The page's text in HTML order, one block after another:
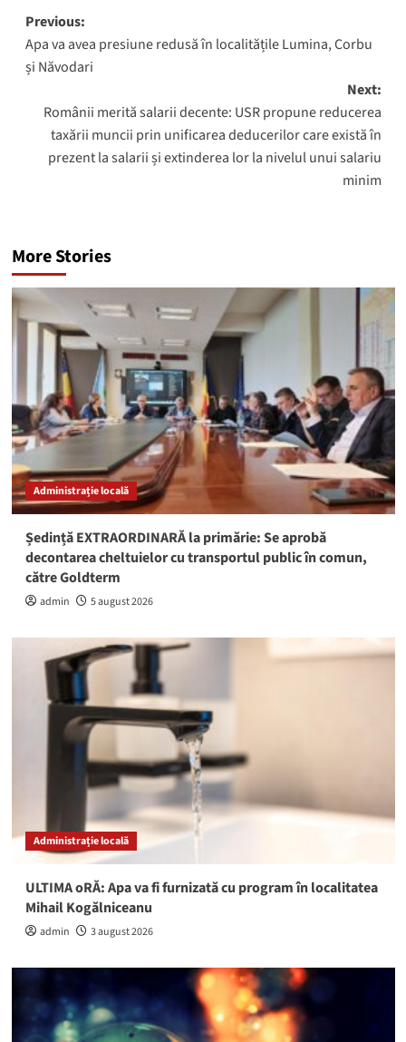
Post
navigation
Previous:
Apa va avea presiune redusă în localitățile Lumina, Corbu
și Năvodari
Next:
Românii merită salarii decente: USR propune reducerea
taxării muncii prin unificarea deducerilor care există în
prezent la salarii și extinderea lor la nivelul unui salariu
minim
More Stories
Administrație locală
Ședință EXTRAORDINARĂ la primărie: Se aprobă
decontarea cheltuielor cu transportul public în comun,
către Goldterm
admin 5 august 2026
Administrație locală
ULTIMA oRĂ: Apa va fi furnizată cu program în localitatea
Mihail Kogălniceanu
admin 3 august 2026